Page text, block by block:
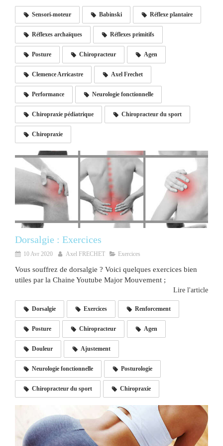
Sensori-moteur Babinski Réflexe plantaire
Réflexes archaïques Réflexes primitifs
Posture Chiropracteur Agen
Clemence Arricastre Axel Frechet
Performance Neurologie fonctionnelle
Chiropraxie pédiatrique Chiropracteur du sport
Chiropraxie
Dorsalgie : Exercices
10 Avr 2020 Axel FRECHET Exercices
Vous souffrez de dorsalgie ? Voici quelques exercices bien
utiles par la Chaine Youtube Major Mouvement ;
Lire l'article
Dorsalgie Exercices Renforcement
Posture Chiropracteur Agen
Douleur Ajustement
Neurologie fonctionnelle Posturologie
Chiropracteur du sport Chiropraxie